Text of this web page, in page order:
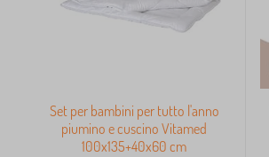
Set per bambini per tutto l'anno
piumino e cuscino Vitamed
100x135+40x60 cm